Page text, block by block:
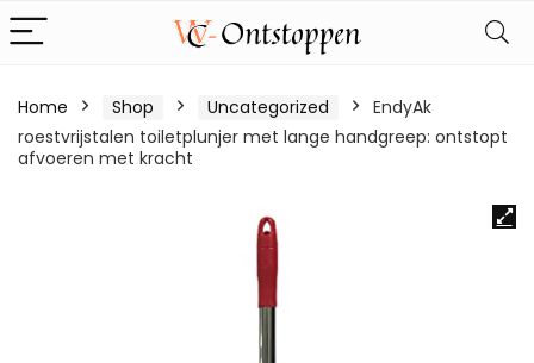
Home Shop Uncategorized
EndyAk
roestvrijstalen toiletplunjer met lange handgreep: ontstopt
afvoeren met kracht